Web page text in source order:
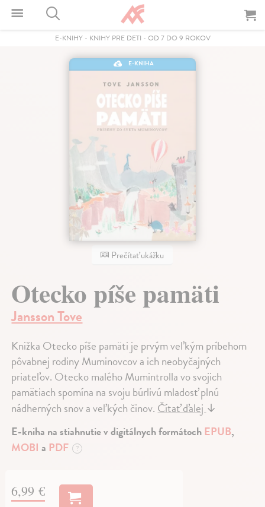
E-KNIHY- KNIHY PRE DETI - OD 7 DO 9 ROKOV
E-KNIHA
Prečítať ukážku
Otecko píše pamäti
Jansson Tove
Knižka Otecko píše pamäti je prvým veľkým príbehom
pôvabnej rodiny Muminovcov a ich neobyčajných
priateľov. Otecko malého Mumintrolla vo svojich
pamätiach spomína na svoju búrlivú mladosť plnú
nádherných snov a veľkých činov.Čítať ďalej↓
E-kniha na stiahnutie v digitálnych formátochEPUB,
MOBI a PDF ?
6,99 €